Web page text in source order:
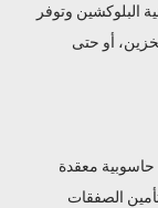
البلوكشين وتوفر
أو حتى
حاسوبية معقدة
الصفقات